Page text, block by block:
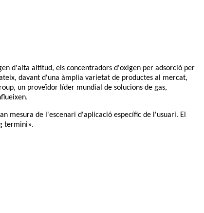
d'alta altitud, els concentradors d'oxigen per adsorció per
davant d'una àmplia varietat de productes al mercat,
un proveïdor líder mundial de solucions de gas,
mesura de l'escenari d'aplicació específic de l'usuari. El
termini».